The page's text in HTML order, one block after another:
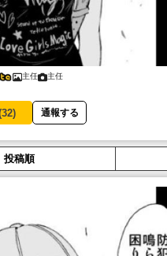
主任 主任
32) 通報する
投稿順